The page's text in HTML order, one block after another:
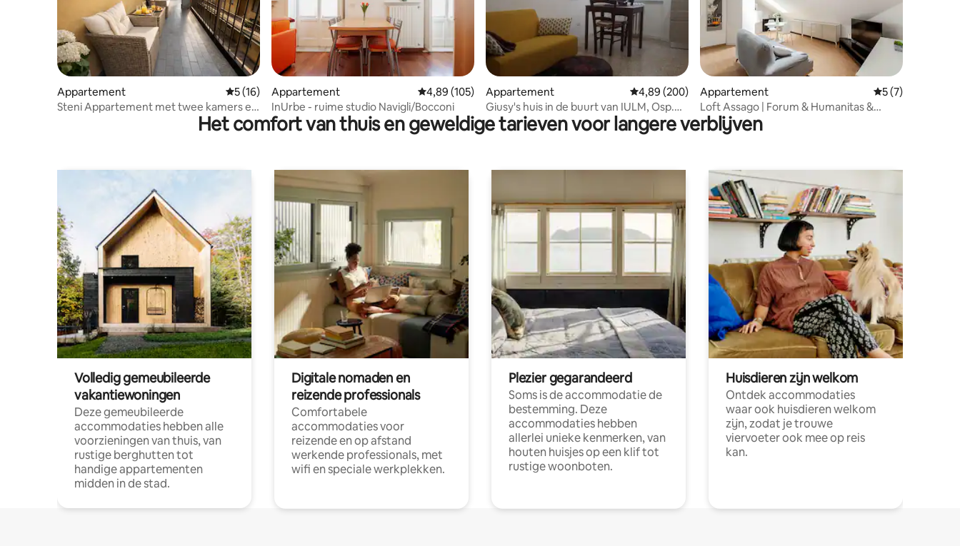
Appartement Gemiddelde beoordeling van 5 op 5, 16 recensies
5 (16)
Steni Appartement met twee kamers en
Appartement Gemiddelde beoordeling van 4,89 op 5, 105 recensies
4,89 (105)
InUrbe - ruime studio Navigli/Bocconi
Appartement Gemiddelde beoordeling van 4,89 op 5, 200 recensies
4,89 (200)
Giusy's huis in de buurt van IULM, Osp.
San Paolo, Navigli
Appartement Gemiddelde
5 (7)
Loft Assago | Forum & Humanitas &
Metro M2
Het comfort van thuis en geweldige tarieven voor langere verblijven
Volledig gemeubileerde
vakantiewoningen
Deze gemeubileerde
accommodaties hebben alle
voorzieningen van thuis, van
rustige berghutten tot
handige appartementen
midden in de stad.
Digitale nomaden en
reizende professionals
Comfortabele
accommodaties voor
reizende en op afstand
werkende professionals, met
wifi en speciale werkplekken.
Plezier gegarandeerd
Soms is de accommodatie de
bestemming. Deze
accommodaties hebben
allerlei unieke kenmerken, van
houten huisjes op een klif tot
rustige woonboten.
Huisdieren zijn welkom
Ontdek accommodaties
waar ook huisdieren welkom
zijn, zodat je trouwe
viervoeter ook mee op reis
kan.